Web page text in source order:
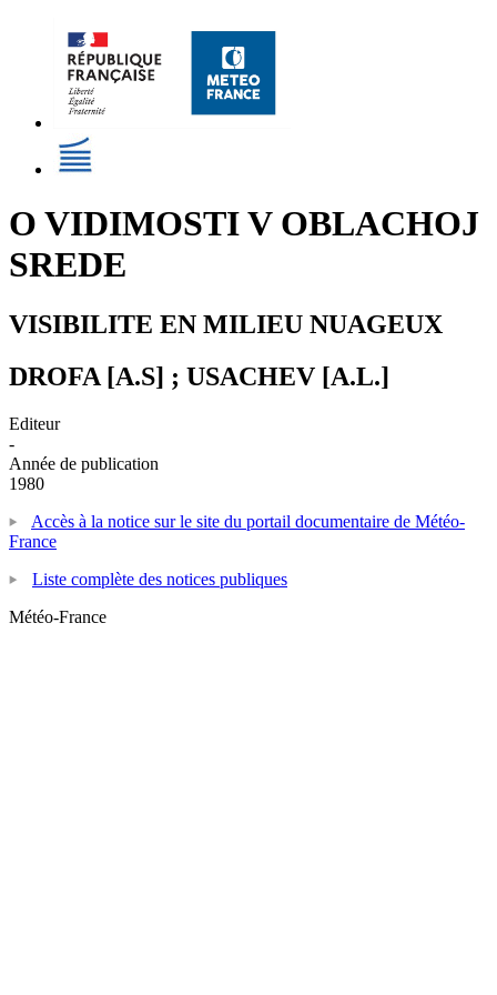
O VIDIMOSTI V OBLACHOJ
SREDE
VISIBILITE EN MILIEU NUAGEUX
DROFA [A.S] ; USACHEV [A.L.]
Editeur
-
Année de publication
1980
Accès à la notice sur le site du portail documentaire de Météo-
France
Liste complète des notices publiques
Météo-France